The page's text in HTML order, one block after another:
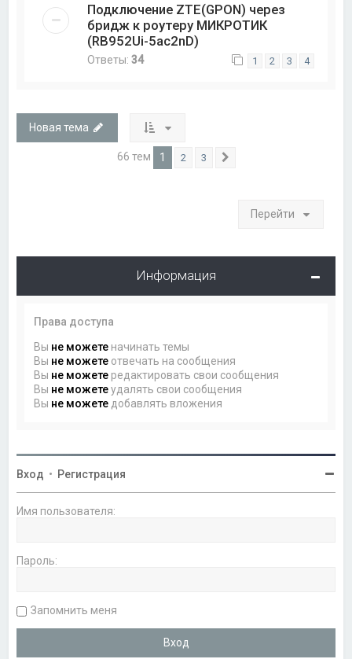
Подключение ZTE(GPON) через
бридж к роутеру МИКРОТИК
(RB952Ui-5ac2nD)
Ответы:34 1 2 3 4
Новая тема
66 тем 1 2 3
Перейти
Информация
Права доступа
Вы не можете начинать темы
Вы не можете отвечать на сообщения
Вы не можете редактировать свои сообщения
Вы не можетеудалять свои сообщения
Вы не можете добавлять вложения
Вход • Регистрация
Имя пользователя:
Пароль:
Запомнить меня